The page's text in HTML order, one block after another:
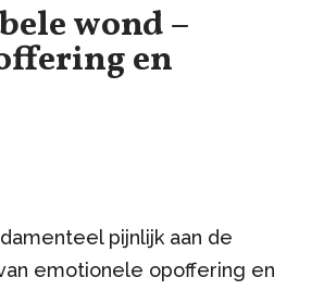
wond –
en
pijnlijk aan de
emotionele opoffering en